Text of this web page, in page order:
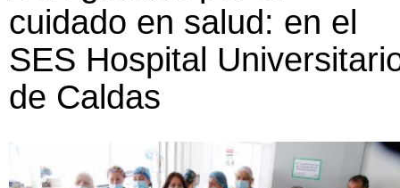
cuidado en salud: en el
SES Hospital
de Caldas